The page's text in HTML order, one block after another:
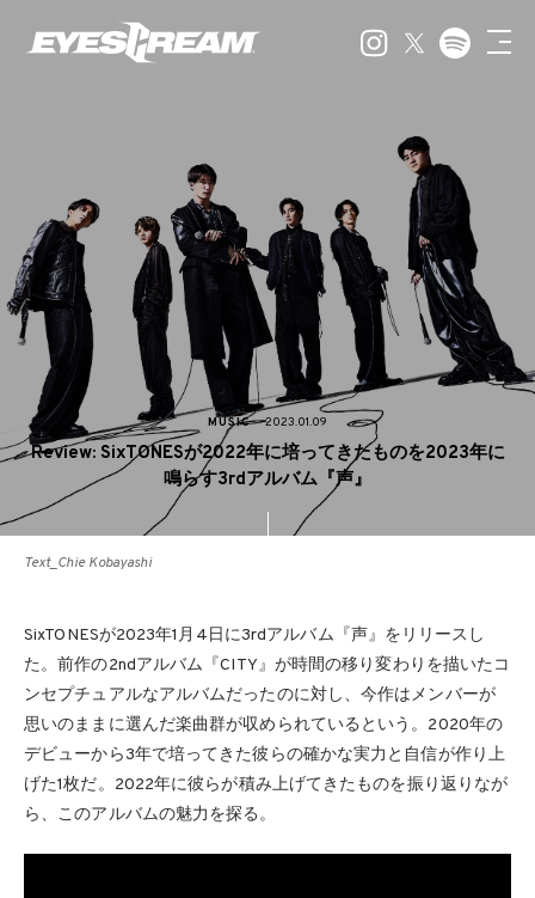
MUSIC 2023.01.09
Review: SixTONESが2022年に培ってきたものを2023年に
鳴らす3rdアルバム『声』
Text_Chie Kobayashi
SixTONESが2023年1月4日に3rdアルバム『声』をリリースし
た。前作の2ndアルバム『CITY』が時間の移り変わりを描いたコ
ンセプチュアルなアルバムだったのに対し、今作はメンバーが
思いのままに選んだ楽曲群が収められているという。2020年の
デビューから3年で培ってきた彼らの確かな実力と自信が作り上
げた1枚だ。2022年に彼らが積み上げてきたものを振り返りなが
ら、このアルバムの魅力を探る。